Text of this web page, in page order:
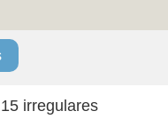
irregulares